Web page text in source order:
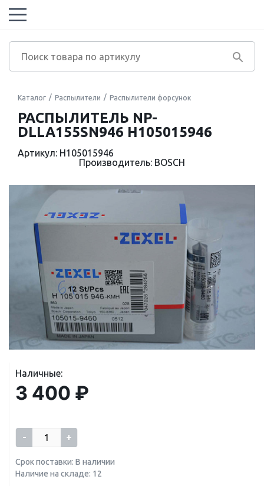
Каталог Распылители Распылители форсунок
РАСПЫЛИТЕЛЬ NP-
DLLA155SN946 H105015946
Артикул: H105015946
Производитель: BOSCH
Наличные:
3 400 ₽
- +
Срок поставки: В наличии
Наличие на складе: 12